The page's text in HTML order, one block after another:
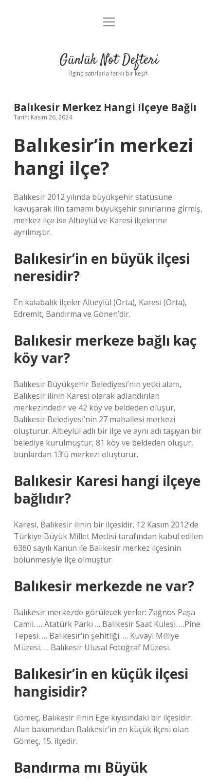
Anasayfa
Yasal Uyarı
menüyü
Günlük Not Defteri
İlginç satırlarla farklı bir keşif.
Balıkesir Merkez Hangi Ilçeye Bağlı
Tarih: Kasım 26, 2024
Balıkesir’in merkezi
hangi ilçe?
Balıkesir 2012 yılında büyükşehir statüsüne
kavuşarak ilin tamamı büyükşehir sınırlarına girmiş,
merkez ilçe ise Altıeylül ve Karesi ilçelerine
ayrılmıştır.
Balıkesir’in en büyük ilçesi
neresidir?
En kalabalık ilçeler Altıeylül (Orta), Karesi (Orta),
Edremit, Bandırma ve Gönen’dir.
Balıkesir merkeze bağlı kaç
köy var?
Balıkesir Büyükşehir Belediyesi’nin yetki alanı,
Balıkesir ilinin Karesi olarak adlandırılan
merkezindedir ve 42 köy ve beldeden oluşur,
Balıkesir Belediyesi’nin 27 mahallesi merkezi
oluşturur. Altıeylül adlı bir ilçe ve aynı adı taşıyan bir
belediye kurulmuştur, 81 köy ve beldeden oluşur,
bunlardan 13’ü merkezi oluşturur.
Balıkesir Karesi hangi ilçeye
bağlıdır?
Karesi, Balıkesir ilinin bir ilçesidir. 12 Kasım 2012’de
Türkiye Büyük Millet Meclisi tarafından kabul edilen
6360 sayılı Kanun ile Balıkesir merkez ilçesinin
bölünmesiyle ilçe olmuştur.
Balıkesir merkezde ne var?
Balıkesir merkezde görülecek yerler: Zağnos Paşa
Camii. … Atatürk Parkı … Balıkesir Saat Kulesi. …Pine
Tepesi. … Balıkesir’in şehitliği. … Kuvayi Milliye
Müzesi. … Balıkesir Ulusal Fotoğraf Müzesi.
Balıkesir’in en küçük ilçesi
hangisidir?
Gömeç, Balıkesir ilinin Ege kıyısındaki bir ilçesidir.
Alan bakımından Balıkesir’in en küçük ilçesi olan
Gömeç, 15. ilçedir.
Bandırma mı Büyük